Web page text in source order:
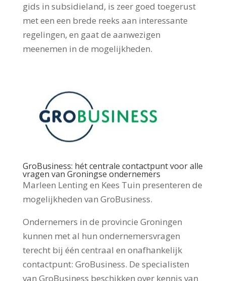
gids in subsidieland, is zeer goed toegerust
met een een brede reeks aan interessante
regelingen, en gaat de aanwezigen
meenemen in de mogelijkheden.
GroBusiness: hét centrale contactpunt voor alle
vragen van Groningse ondernemers
Marleen Lenting en Kees Tuin presenteren de
mogelijkheden van GroBusiness.
Ondernemers in de provincie Groningen
kunnen met al hun ondernemersvragen
terecht bij één centraal en onafhankelijk
contactpunt: GroBusiness. De specialisten
van GroBusiness beschikken over kennis van